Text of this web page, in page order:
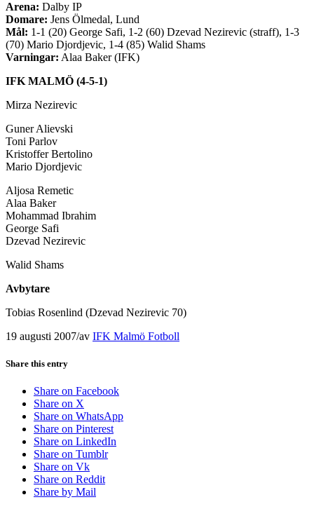
Arena: Dalby IP
Domare: Jens Ölmedal, Lund
Mål: 1-1 (20) George Safi, 1-2 (60) Dzevad Nezirevic (straff), 1-3
(70) Mario Djordjevic, 1-4 (85) Walid Shams
Varningar: Alaa Baker (IFK)
IFK MALMÖ (4-5-1)
Mirza Nezirevic
Guner Alievski
Toni Parlov
Kristoffer Bertolino
Mario Djordjevic
Aljosa Remetic
Alaa Baker
Mohammad Ibrahim
George Safi
Dzevad Nezirevic
Walid Shams
Avbytare
Tobias Rosenlind (Dzevad Nezirevic 70)
19 augusti 2007/av IFK Malmö Fotboll
Share this entry
Share on Facebook
Share on X
Share on WhatsApp
Share on Pinterest
Share on LinkedIn
Share on Tumblr
Share on Vk
Share on Reddit
Share by Mail